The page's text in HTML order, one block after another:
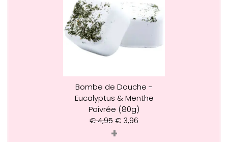
Bombe de Douche -
Eucalyptus & Menthe
Poivrée (80g)
€4,95€ 3,96
+